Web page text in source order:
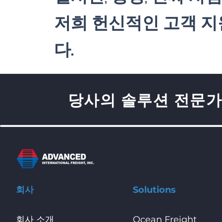
저희 헌신적인 고객
다.
회사
회사 소개
Solutions
Ocean Freight
당사의 솔루션 전문